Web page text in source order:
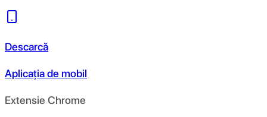
Descarcă
Aplicația de mobil
Extensie Chrome